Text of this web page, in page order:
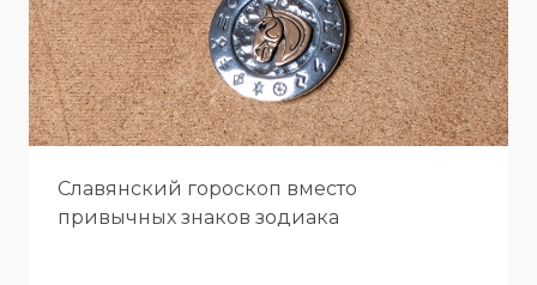
Славянский гороскоп вместо
привычных знаков зодиака